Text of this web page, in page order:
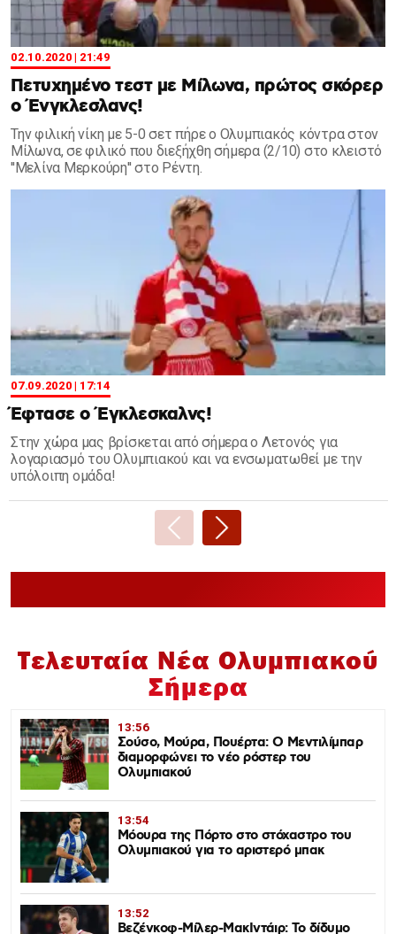
02.10.2020 | 21:49
Πετυχημένο τεστ με Μίλωνα, πρώτος σκόρερ
ο Ένγκλεσλανς!
Την φιλική νίκη με 5-0 σετ πήρε ο Ολυμπιακός κόντρα στον
Μίλωνα, σε φιλικό που διεξήχθη σήμερα (2/10) στο κλειστό
''Μελίνα Μερκούρη'' στο Ρέντη.
07.09.2020 | 17:14
Έφτασε ο Έγκλεσκαλνς!
Στην χώρα μας βρίσκεται από σήμερα ο Λετονός για
λογαριασμό του Ολυμπιακού και να ενσωματωθεί με την
υπόλοιπη ομάδα!
Τελευταία Νέα Ολυμπιακού
Σήμερα
13:56
Σούσο, Μούρα, Πουέρτα: Ο Μεντιλίμπαρ
διαμορφώνει το νέο ρόστερ του
Ολυμπιακού
13:54
Μόουρα της Πόρτο στο στόχαστρο του
Ολυμπιακού για το αριστερό μπακ
13:52
Βεζένκοφ-Μίλερ-ΜακΙντάιρ: Το δίδυμο